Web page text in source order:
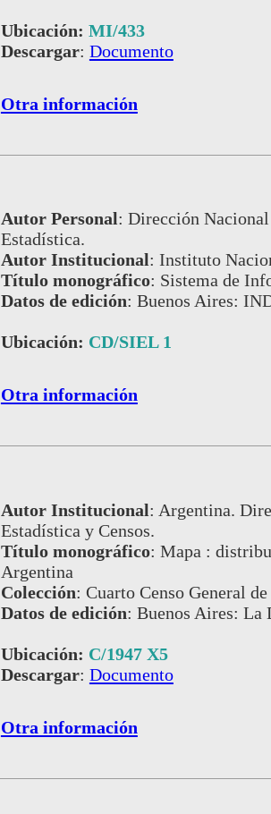
Ubicación: MI/433
Descargar: Documento
Otra información
Autor Personal: Dirección
Estadística.
Autor Institucional: Instituto
Título monográfico: Sistema de
Datos de edición: Buenos Aires:
Ubicación: CD/SIEL 1
Otra información
Autor Institucional: Argentina.
Estadística y Censos.
Título monográfico: Mapa :
Argentina
Colección: Cuarto Censo General
Datos de edición: Buenos Aires: La
Ubicación: C/1947 X5
Descargar: Documento
Otra información